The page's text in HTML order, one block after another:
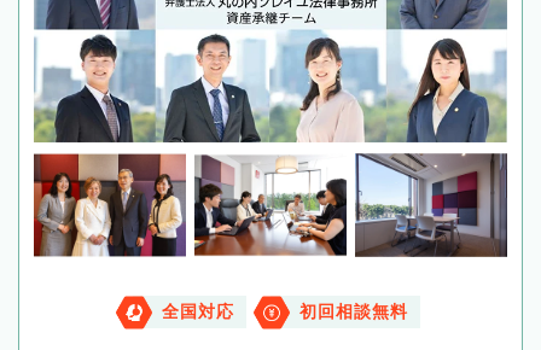
全国対応 初回相談無料